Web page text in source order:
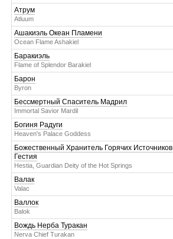
Атрум
Atluum
Ашакиэль Океан Пламени
Ocean Flame Ashakiel
Баракиэль
Flame of Splendor Barakiel
Барон
Byron
Бессмертный Спаситель Мадрил
Immortal Savior Mardil
Богиня Радуги
Heaven's Palace Goddess
Божественный Хранитель Горячих Источников
Гестия
Hestia, Guardian Deity of the Hot Springs
Валак
Valac
Валлок
Balok
Вождь Нерба Туракан
Nerva Chief Turakan